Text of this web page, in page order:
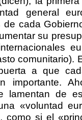
general
de cada
su
comunitario).
a que
importante.
lamentan de
«voluntad
como si el